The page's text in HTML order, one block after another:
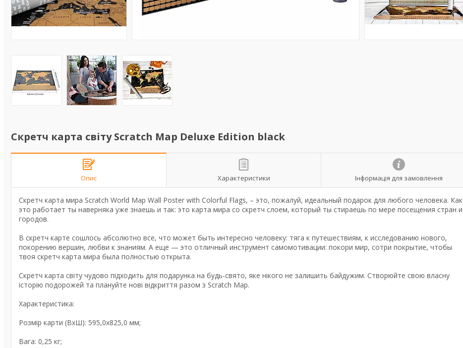
Скретч карта світу Scratch Map Deluxe Edition black
Опис Характеристики Інформація для замовлення
Скретч карта мира Scratch World Map Wall Poster with Colorful Flags, – это, пожалуй, идеальный подарок для любого человека. Как
это работает ты наверняка уже знаешь и так: это карта мира со скретч слоем, который ты стираешь по мере посещения стран и
городов.
В скретч карте сошлось абсолютно все, что может быть интересно человеку: тяга к путешествиям, к исследованию нового,
покорению вершин, любви к знаниям. А еще — это отличный инструмент самомотивации: покори мир, сотри покрытие, чтобы
твоя скретч карта мира была полностью открыта.
Скретч карта світу чудово підходить для подарунка на будь-свято, яке нікого не залишить байдужим. Створюйте свою власну
історію подорожей та плануйте нові відкриття разом з Scratch Map.
Характеристика:
Розмір карти (ВхШ): 595,0х825,0 мм;
Вага: 0,25 кг;